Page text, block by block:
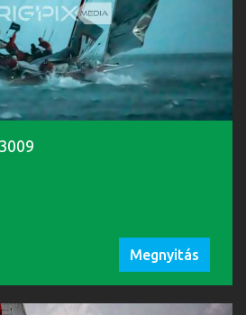
Megnyitás